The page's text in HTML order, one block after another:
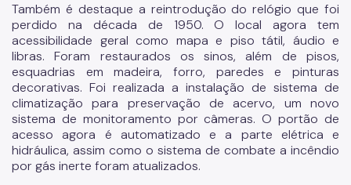
Casas de Cultura
Centros Culturais
Museu da Cidade
Praças da Cultura
Teatros
Theatro Municipal
Também é destaque a reintrodução do relógio que foi
perdido na década de 1950. O local agora tem
acessibilidade geral como mapa e piso tátil, áudio e
libras. Foram restaurados os sinos, além de pisos,
esquadrias em madeira, forro, paredes e pinturas
decorativas. Foi realizada a instalação de sistema de
climatização para preservação de acervo, um novo
sistema de monitoramento por câmeras. O portão de
acesso agora é automatizado e a parte elétrica e
hidráulica, assim como o sistema de combate a incêndio
por gás inerte foram atualizados.